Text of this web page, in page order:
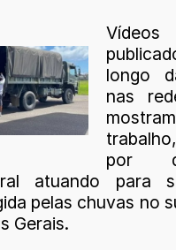
longo
nas
por
atuando para
pelas chuvas no
Gerais.